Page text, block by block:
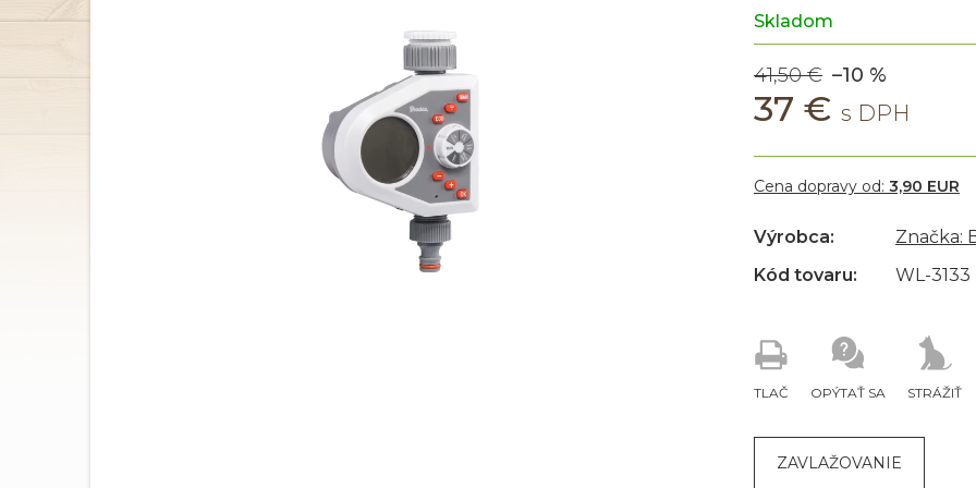
Skladom
41,50 € –10 %
37 €
TLAČ OPÝTAŤ SA STRÁŽIŤ
Cena dopravy od: 3,90 EUR
Výrobca:
Značka:
Kód tovaru:
WL-3133
ZAVLAŽOVANIE